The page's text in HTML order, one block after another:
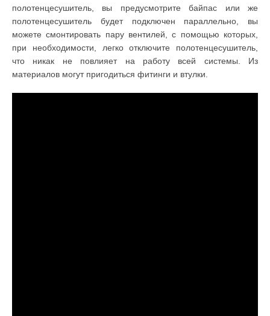
полотенцесушитель, вы предусмотрите байпас или же
полотенцесушитель будет подключен параллельно, вы
можете смонтировать пару вентилей, с помощью которых,
при необходимости, легко отключите полотенцесушитель,
что никак не повлияет на работу всей системы. Из
материалов могут пригодиться фитинги и втулки.